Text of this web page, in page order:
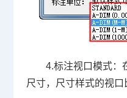
4.标注视口模式：
尺寸，尺寸样式的视口